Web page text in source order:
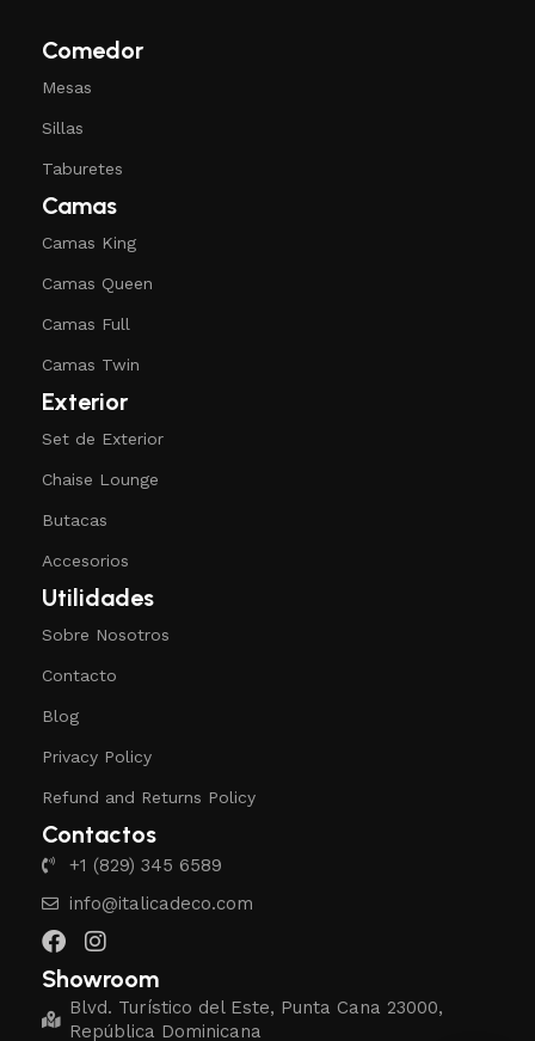
Comedor
Mesas
Sillas
Taburetes
Camas
Camas King
Camas Queen
Camas Full
Camas Twin
Exterior
Set de Exterior
Chaise Lounge
Butacas
Accesorios
Utilidades
Sobre Nosotros
Contacto
Blog
Privacy Policy
Refund and Returns Policy
Contactos
+1 (829) 345 6589
info@italicadeco.com
Showroom
Blvd. Turístico del Este, Punta Cana 23000,
República Dominicana